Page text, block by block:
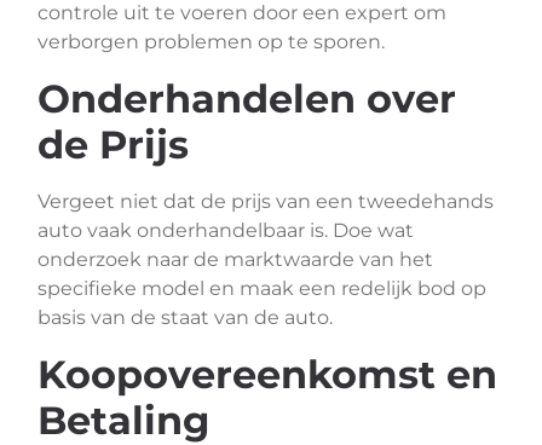
controle uit te voeren door een expert om
verborgen problemen op te sporen.
Onderhandelen over
de Prijs
Vergeet niet dat de prijs van een tweedehands
auto vaak onderhandelbaar is. Doe wat
onderzoek naar de marktwaarde van het
specifieke model en maak een redelijk bod op
basis van de staat van de auto.
Koopovereenkomst en
Betaling